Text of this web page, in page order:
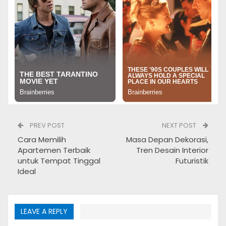
1. Prosesor Generasi Terbaru
PREV POST
Cara Memilih
Apartemen Terbaik
untuk Tempat Tinggal
Ideal
NEXT POST
Masa Depan Dekorasi,
Tren Desain Interior
Futuristik
LEAVE A REPLY